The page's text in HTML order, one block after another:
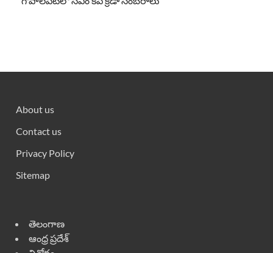
About us
Contact us
Privacy Policy
Sitemap
తెలంగాణ
ఆంధ్ర ప్రదేశ్